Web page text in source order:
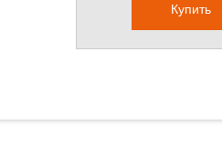
Купить